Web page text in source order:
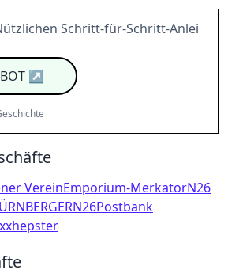
Schritt-für-Schritt-Anlei
↗
VereinEmporium-MerkatorN26
N26Postbank
hepster